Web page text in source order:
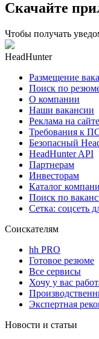
Скачайте
Чтобы получать
HeadHunter
Размещение
Поиск по
О компании
Наши вакансии
Реклама на сайте
Требования к
Безопасный
HeadHunter API
Партнерам
Инвесторам
Каталог
Поиск по
Сетка: соцсеть
Соискателям
hh PRO
Готовое резюме
Все сервисы
Хочу у вас
Экспертная
Новости и статьи